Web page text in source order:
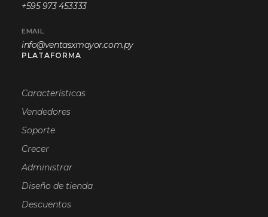
+595 973 453333
EMAIL
info@ventasxmayor.com.py
PLATAFORMA
Características
Vendedores
Soporte
Crecer
Administrar
Diseño de tienda
Descuentos